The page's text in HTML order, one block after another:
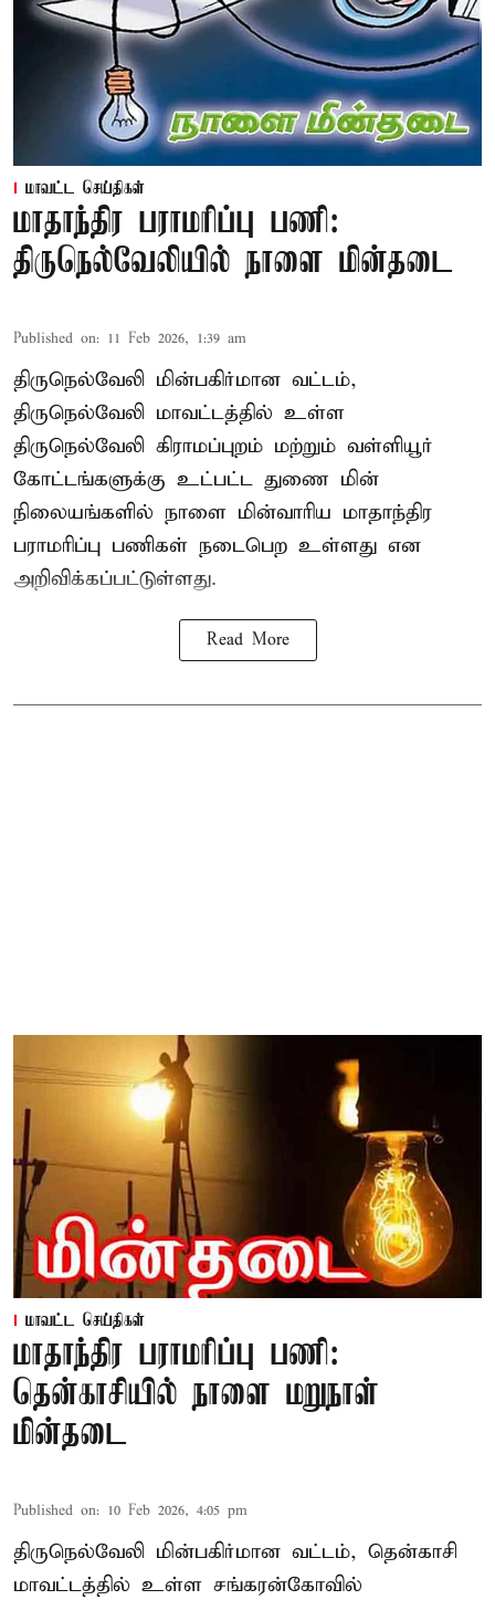
மாவட்ட செய்திகள்
மாதாந்திர பராமரிப்பு பணி:
திருநெல்வேலியில் நாளை மின்தடை
Published on: 11 Feb 2026, 1:39 am
திருநெல்வேலி மின்பகிர்மான வட்டம்,
திருநெல்வேலி மாவட்டத்தில் உள்ள
திருநெல்வேலி கிராமப்புறம் மற்றும் வள்ளியூர்
கோட்டங்களுக்கு உட்பட்ட துணை மின்
நிலையங்களில் நாளை மின்வாரிய மாதாந்திர
பராமரிப்பு பணிகள் நடைபெற உள்ளது என
அறிவிக்கப்பட்டுள்ளது.
Read More
மாவட்ட செய்திகள்
மாதாந்திர பராமரிப்பு பணி:
தென்காசியில் நாளை மறுநாள்
மின்தடை
Published on: 10 Feb 2026, 4:05 pm
திருநெல்வேலி மின்பகிர்மான வட்டம், தென்காசி
மாவட்டத்தில் உள்ள சங்கரன்கோவில்